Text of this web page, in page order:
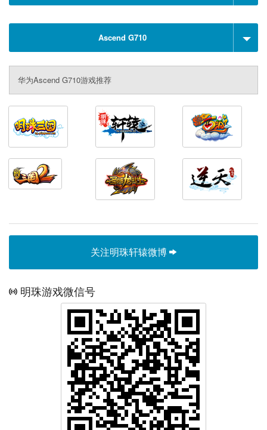
Ascend G710
华为Ascend G710游戏推荐
关注明珠轩辕微博
明珠游戏微信号